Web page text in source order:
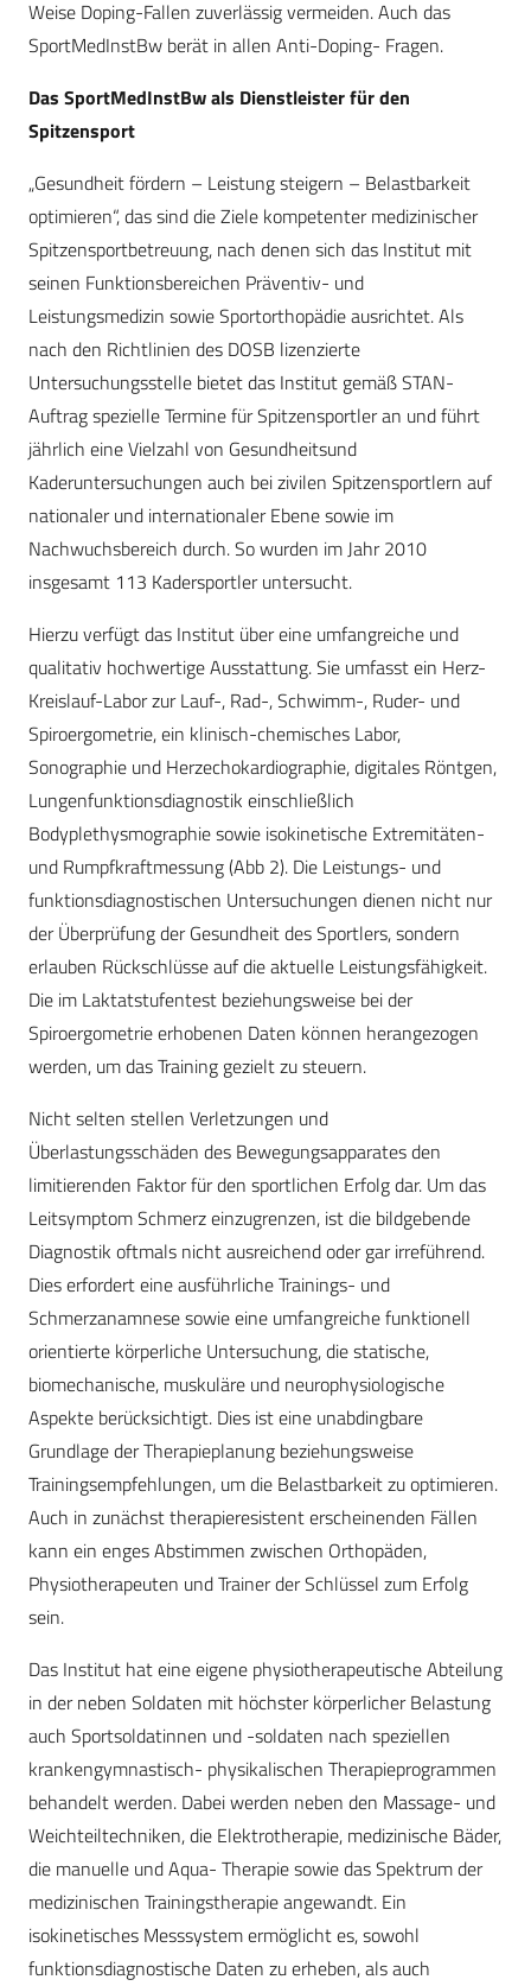
Weise Doping-Fallen zuverlässig vermeiden. Auch das
SportMedInstBw berät in allen Anti-Doping- Fragen.
Das SportMedInstBw als Dienstleister für den
Spitzensport
„Gesundheit fördern – Leistung steigern – Belastbarkeit
optimieren“, das sind die Ziele kompetenter medizinischer
Spitzensportbetreuung, nach denen sich das Institut mit
seinen Funktionsbereichen Präventiv- und
Leistungsmedizin sowie Sportorthopädie ausrichtet. Als
nach den Richtlinien des DOSB lizenzierte
Untersuchungsstelle bietet das Institut gemäß STAN-
Auftrag spezielle Termine für Spitzensportler an und führt
jährlich eine Vielzahl von Gesundheitsund
Kaderuntersuchungen auch bei zivilen Spitzensportlern auf
nationaler und internationaler Ebene sowie im
Nachwuchsbereich durch. So wurden im Jahr 2010
insgesamt 113 Kadersportler untersucht.
Hierzu verfügt das Institut über eine umfangreiche und
qualitativ hochwertige Ausstattung. Sie umfasst ein Herz-
Kreislauf-Labor zur Lauf-, Rad-, Schwimm-, Ruder- und
Spiroergometrie, ein klinisch-chemisches Labor,
Sonographie und Herzechokardiographie, digitales Röntgen,
Lungenfunktionsdiagnostik einschließlich
Bodyplethysmographie sowie isokinetische Extremitäten-
und Rumpfkraftmessung (Abb 2). Die Leistungs- und
funktionsdiagnostischen Untersuchungen dienen nicht nur
der Überprüfung der Gesundheit des Sportlers, sondern
erlauben Rückschlüsse auf die aktuelle Leistungsfähigkeit.
Die im Laktatstufentest beziehungsweise bei der
Spiroergometrie erhobenen Daten können herangezogen
werden, um das Training gezielt zu steuern.
Nicht selten stellen Verletzungen und
Überlastungsschäden des Bewegungsapparates den
limitierenden Faktor für den sportlichen Erfolg dar. Um das
Leitsymptom Schmerz einzugrenzen, ist die bildgebende
Diagnostik oftmals nicht ausreichend oder gar irreführend.
Dies erfordert eine ausführliche Trainings- und
Schmerzanamnese sowie eine umfangreiche funktionell
orientierte körperliche Untersuchung, die statische,
biomechanische, muskuläre und neurophysiologische
Aspekte berücksichtigt. Dies ist eine unabdingbare
Grundlage der Therapieplanung beziehungsweise
Trainingsempfehlungen, um die Belastbarkeit zu optimieren.
Auch in zunächst therapieresistent erscheinenden Fällen
kann ein enges Abstimmen zwischen Orthopäden,
Physiotherapeuten und Trainer der Schlüssel zum Erfolg
sein.
Das Institut hat eine eigene physiotherapeutische Abteilung
in der neben Soldaten mit höchster körperlicher Belastung
auch Sportsoldatinnen und -soldaten nach speziellen
krankengymnastisch- physikalischen Therapieprogrammen
behandelt werden. Dabei werden neben den Massage- und
Weichteiltechniken, die Elektrotherapie, medizinische Bäder,
die manuelle und Aqua- Therapie sowie das Spektrum der
medizinischen Trainingstherapie angewandt. Ein
isokinetisches Messsystem ermöglicht es, sowohl
funktionsdiagnostische Daten zu erheben, als auch